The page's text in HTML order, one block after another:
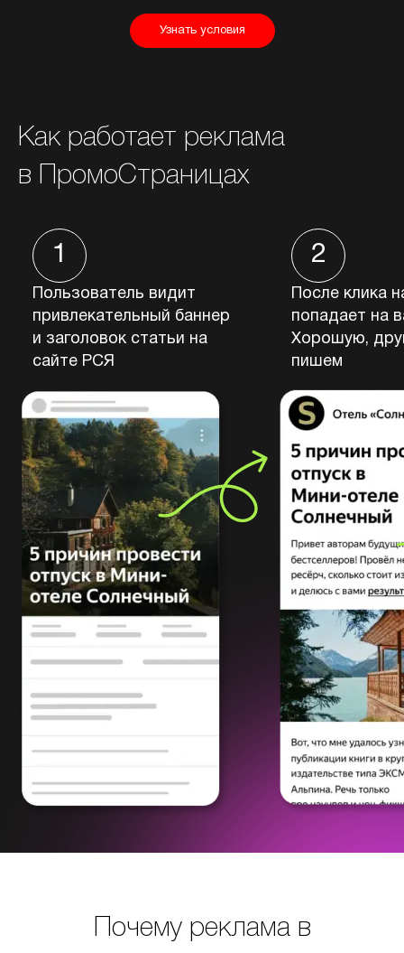
Узнать условия
Как работает реклама
в ПромоСтраницах
1
Пользователь видит
привлекательный баннер
и заголовок статьи на
сайте РСЯ
2
После клика
попадает на
Хорошую,
пишем
Почему реклама в